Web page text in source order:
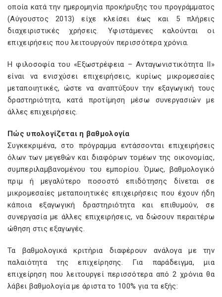
οποία κατά την ημερομηνία προκήρυξης του προγράμματος
(Αύγουστος 2013) είχε κλείσει έως και 5 πλήρεις
διαχειριστικές χρήσεις. Υφιστάμενες καλούνται οι
επιχειρήσεις που λειτουργούν περισσότερα χρόνια.
Η φιλοσοφία του «Εξωστρέφεια – Ανταγωνιστικότητα ΙΙ»
είναι να ενισχύσει επιχειρήσεις, κυρίως μικρομεσαίες
μεταποιητικές, ώστε να αναπτύξουν την εξαγωγική τους
δραστηριότητα, κατά προτίμηση μέσω συνεργασιών με
άλλες επιχειρήσεις.
Πώς υπολογίζεται η βαθμολογία
Συγκεκριμένα, στο πρόγραμμα εντάσσονται επιχειρήσεις
όλων των μεγεθών και διαφόρων τομέων της οικονομίας,
συμπεριλαμβανομένου του εμπορίου. Όμως, βαθμολογικό
πριμ ή μεγαλύτερο ποσοστό επιδότησης δίνεται σε
μικρομεσαίες μεταποιητικές επιχειρήσεις που έχουν ήδη
κάποια εξαγωγική δραστηριότητα και επιθυμούν, σε
συνεργασία με άλλες επιχειρήσεις, να δώσουν περαιτέρω
ώθηση στις εξαγωγές.
Τα βαθμολογικά κριτήρια διαφέρουν ανάλογα με την
παλαιότητα της επιχείρησης. Για παράδειγμα, μια
επιχείρηση που λειτουργεί περισσότερα από 2 χρόνια θα
λάβει βαθμολογία με άριστα το 100% για τα εξής: